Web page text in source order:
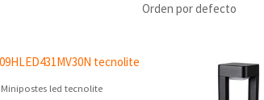
Minipostes led tecnolite